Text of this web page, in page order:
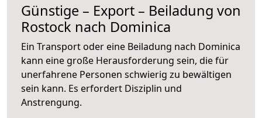
Günstige – Export – Beiladung von
Rostock nach Dominica
Ein Transport oder eine Beiladung nach Dominica
kann eine große Herausforderung sein, die für
unerfahrene Personen schwierig zu bewältigen
sein kann. Es erfordert Disziplin und
Anstrengung.